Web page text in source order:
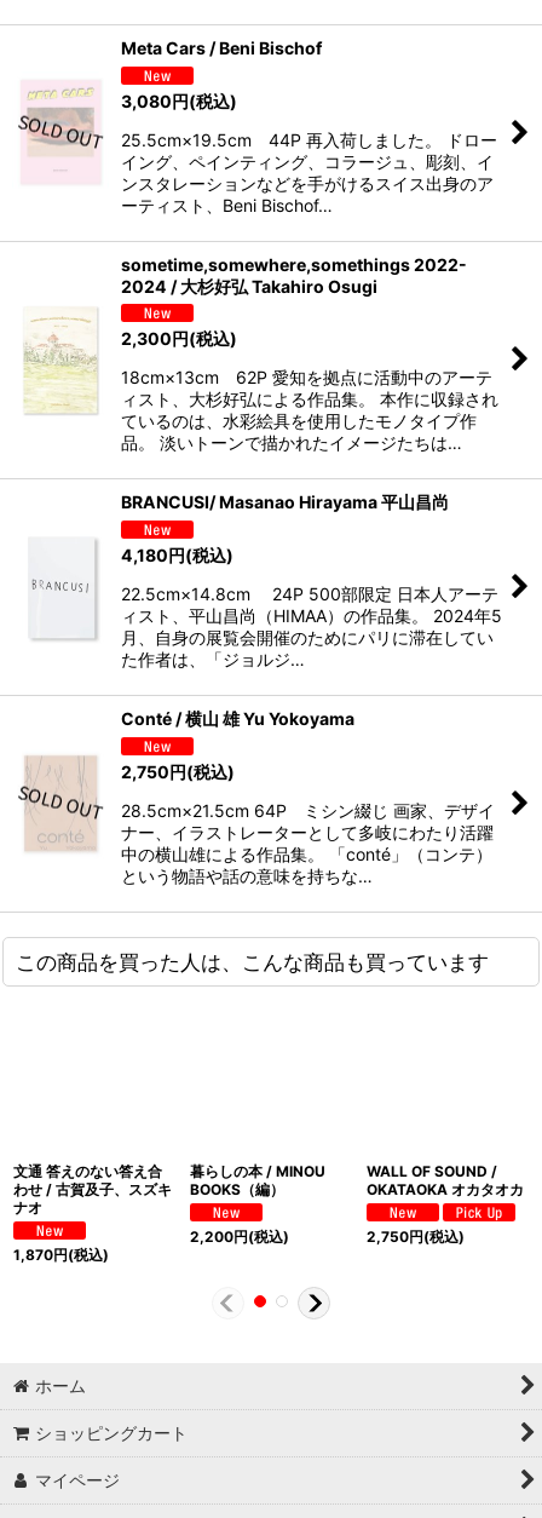
Meta Cars / Beni Bischof
3,080円(税込)
25.5cm×19.5cm 44P 再入荷しました。 ドロー
イング、ペインティング、コラージュ、彫刻、イ
ンスタレーションなどを手がけるスイス出身のア
ーティスト、Beni Bischof…
sometime,somewhere,somethings 2022-
2024 / 大杉好弘 Takahiro Osugi
2,300円(税込)
18cm×13cm 62P 愛知を拠点に活動中のアーテ
ィスト、大杉好弘による作品集。 本作に収録され
ているのは、水彩絵具を使用したモノタイプ作
品。 淡いトーンで描かれたイメージたちは…
BRANCUSI/ Masanao Hirayama 平山昌尚
4,180円(税込)
22.5cm×14.8cm 24P 500部限定 日本人アーテ
ィスト、平山昌尚（HIMAA）の作品集。 2024年5
月、自身の展覧会開催のためにパリに滞在してい
た作者は、「ジョルジ…
Conté / 横山 雄 Yu Yokoyama
2,750円(税込)
28.5cm×21.5cm 64P ミシン綴じ 画家、デザイ
ナー、イラストレーターとして多岐にわたり活躍
中の横山雄による作品集。 「conté」（コンテ）
という物語や話の意味を持ちな…
この商品を買った人は、こんな商品も買っています
文通 答えのない答え合
わせ / 古賀及子、スズキ
ナオ
1,870円(税込)
暮らしの本 / MINOU
BOOKS（編）
2,200円(税込)
WALL OF SOUND /
OKATAOKA オカタオカ
2,750円(税込)
ホーム
ショッピングカート
マイページ